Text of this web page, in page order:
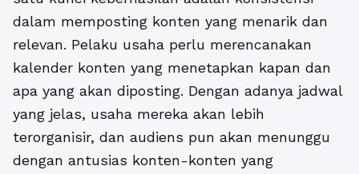
dalam memposting konten yang menarik dan
relevan. Pelaku usaha perlu merencanakan
kalender konten yang menetapkan kapan dan
apa yang akan diposting. Dengan adanya jadwal
yang jelas, usaha mereka akan lebih
terorganisir, dan audiens pun akan menunggu
dengan antusias konten-konten yang